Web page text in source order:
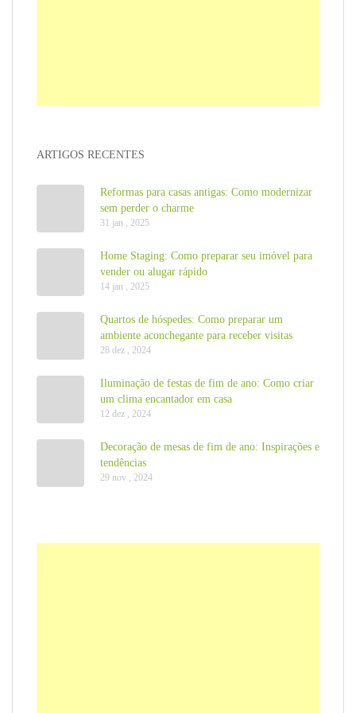
ARTIGOS RECENTES
Reformas para casas antigas: Como modernizar
sem perder o charme
31 jan , 2025
Home Staging: Como preparar seu imóvel para
vender ou alugar rápido
14 jan , 2025
Quartos de hóspedes: Como preparar um
ambiente aconchegante para receber visitas
28 dez , 2024
Iluminação de festas de fim de ano: Como criar
um clima encantador em casa
12 dez , 2024
Decoração de mesas de fim de ano: Inspirações e
tendências
29 nov , 2024